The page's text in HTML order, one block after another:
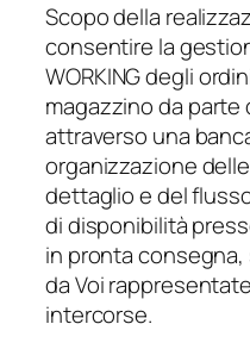
Scopo della
consentire la
WORKING degli
magazzino da
attraverso una
organizzazione
dettaglio e del
di disponibilità
in pronta
da Voi
intercorse.